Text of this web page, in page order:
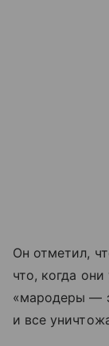
Он отметил,
что, когда
«мародеры —
и все